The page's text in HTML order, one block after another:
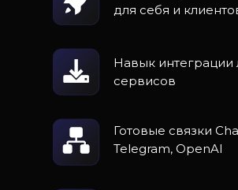
для себя и
Навык
сервисов
Готовые связки
Telegram, OpenAI